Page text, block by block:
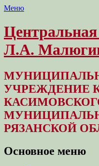
Меню
Л.А.
УЧРЕЖДЕНИЕ
РЯЗАНСКОЙ
Основное меню